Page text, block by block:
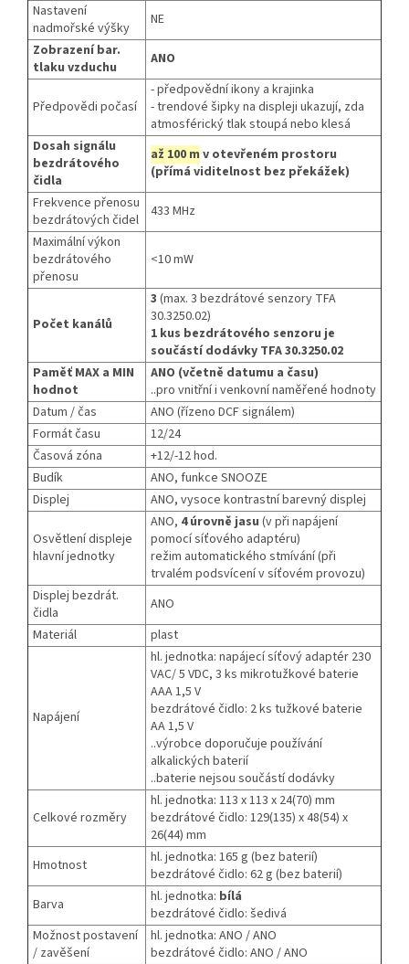
Nastavení
nadmořské výšky
NE
Zobrazení bar.
tlaku vzduchu
ANO
Předpovědi počasí
- předpovědní ikony a krajinka
- trendové šipky na displeji ukazují, zda
atmosférický tlak stoupá nebo klesá
Dosah signálu
bezdrátového
čidla
až 100 m v otevřeném prostoru
(přímá viditelnost bez překážek)
Frekvence přenosu
bezdrátových čidel
433 MHz
Maximální výkon
bezdrátového
přenosu
<10 mW
Počet kanálů
3 (max. 3 bezdrátové senzory TFA
30.3250.02)
1 kus bezdrátového senzoru je
součástí dodávky TFA 30.3250.02
Paměť MAX a MIN
hodnot
ANO (včetně datumu a času)
..pro vnitřní i venkovní naměřené hodnoty
Datum / čas
ANO (řízeno DCF signálem)
Formát času
12/24
Časová zóna
+12/-12 hod.
Budík
ANO, funkce SNOOZE
Displej
ANO, vysoce kontrastní barevný displej
Osvětlení displeje
hlavní jednotky
ANO, 4 úrovně jasu (v při napájení
pomocí síťového adaptéru)
režim automatického stmívání (při
trvalém podsvícení v síťovém provozu)
Displej bezdrát.
čidla
ANO
Materiál
plast
Napájení
hl. jednotka: napájecí síťový adaptér 230
VAC/ 5 VDC, 3 ks mikrotužkové baterie
AAA 1,5 V
bezdrátové čidlo: 2 ks tužkové baterie
AA 1,5 V
..výrobce doporučuje používání
alkalických baterií
..baterie nejsou součástí dodávky
Celkové rozměry
hl. jednotka: 113 x 113 x 24(70) mm
bezdrátové čidlo: 129(135) x 48(54) x
26(44) mm
Hmotnost
hl. jednotka: 165 g (bez baterií)
bezdrátové čidlo: 62 g (bez baterií)
Barva
hl. jednotka: bílá
bezdrátové čidlo: šedivá
Možnost postavení
/ zavěšení
hl. jednotka: ANO / ANO
bezdrátové čidlo: ANO / ANO